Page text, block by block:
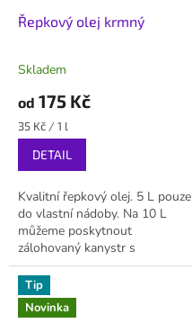
Řepkový olej krmný
Skladem
od 175 Kč
Měrná
cena:
35 Kč / 1 l
DETAIL
Kvalitní řepkový olej. 5 L pouze
do vlastní nádoby. Na 10 L
můžeme poskytnout
zálohovaný kanystr s
kohoutkem.
Tip
Novinka